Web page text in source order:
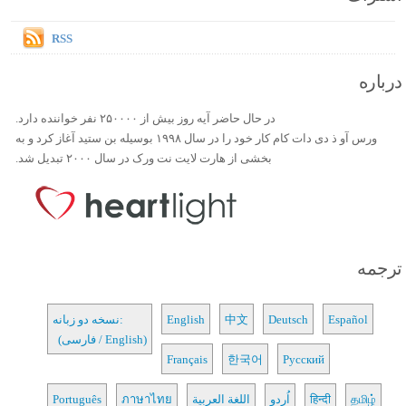
RSS
درباره
در حال حاضر آیه روز بیش از ۲۵۰۰۰۰ نفر خواننده دارد.
ورس آو ذ دی دات کام کار خود را در سال ۱۹۹۸ بوسیله بن ستید آغاز کرد و به
بخشی از هارت لایت نت ورک در سال ۲۰۰۰ تبدیل شد.
ترجمه
نسخه دو زبانه:
(فارسی / English)
English 中文 Deutsch Español
Français 한국어 Русский
Português ภาษาไทย اللغة العربية اُردو हिन्दी தமிழ்